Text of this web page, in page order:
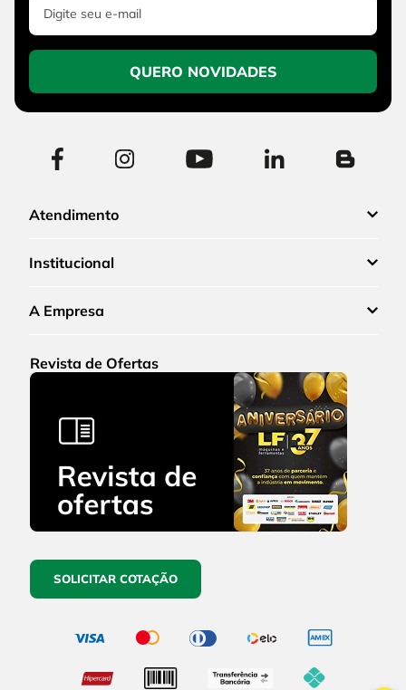
QUERO NOVIDADES
Atendimento
Institucional
A Empresa
Revista de Ofertas
SOLICITAR COTAÇÃO